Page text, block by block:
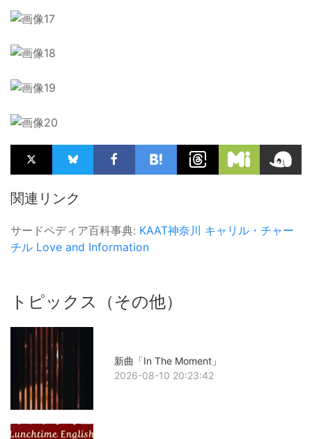
関連リンク
サードペディア百科事典: KAAT神奈川 キャリル・チャー
チル Love and Information
トピックス（その他）
新曲「In The Moment」
2026-08-10 20:23:42